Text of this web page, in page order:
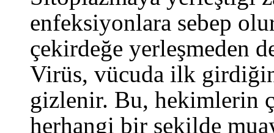
enfeksiyonlara sebep
çekirdeğe yerleşmeden
Virüs, vücuda ilk
gizlenir. Bu, hekimlerin
herhangi bir şekilde